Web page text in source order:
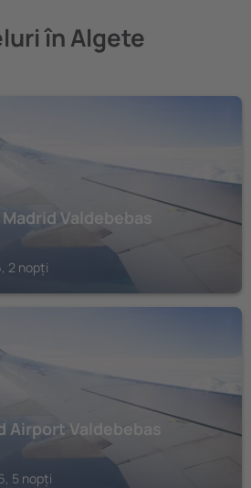
în Algete
Valdebebas
2 nopți
Valdebebas
5 nopți